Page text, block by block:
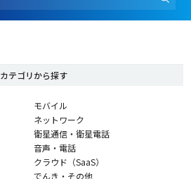
カテゴリから探す
モバイル
ネットワーク
衛星通信・衛星電話
音声・電話
クラウド（SaaS）
でんき・その他